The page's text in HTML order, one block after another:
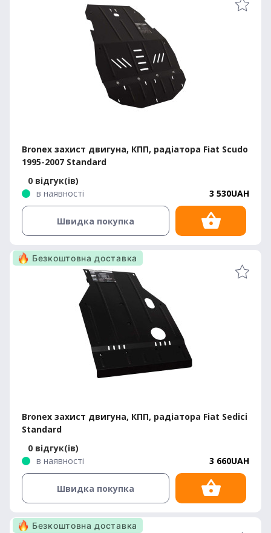
Bronex захист двигуна, КПП, радіатора Fiat Scudo
1995-2007 Standard
0 відгук(ів)
в наявності
3 530UAH
Швидка покупка
Bronex захист двигуна, КПП, радіатора Fiat Sedici
Standard
0 відгук(ів)
в наявності
3 660UAH
Безкоштовна доставка
Швидка покупка
Безкоштовна доставка